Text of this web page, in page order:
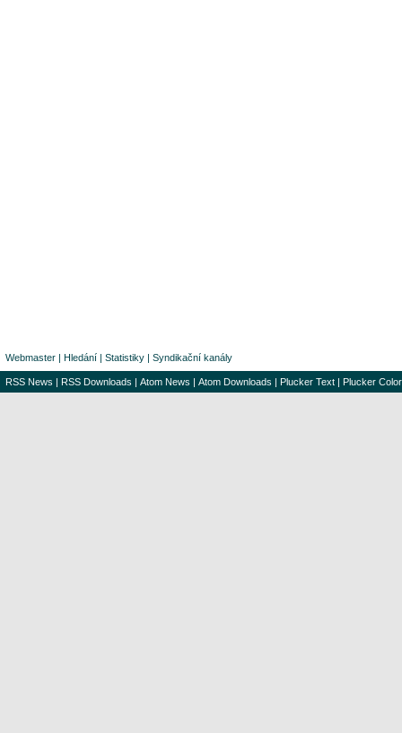
Webmaster | Hledání | Statistiky | Syndikační kanály
RSS News | RSS Downloads | Atom News | Atom Downloads | Plucker Text | Plucker Color